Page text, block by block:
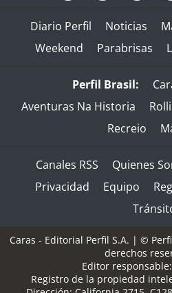
Diario Perfil Noticias
Weekend
Parabrisas
Perfil Brasil:
Aventuras Na Historia
Recreio
Canales RSS Quienes
Privacidad
Equipo
Caras - Editorial Perfil S.A. | ©
derechos
Editor
Registro de la propiedad